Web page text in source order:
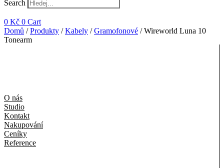
Search
0 Kč 0 Cart
Domů /Produkty /Kabely /Gramofonové / Wireworld Luna 10
Tonearm
O nás
Studio
Kontakt
Nakupování
Ceníky
Reference